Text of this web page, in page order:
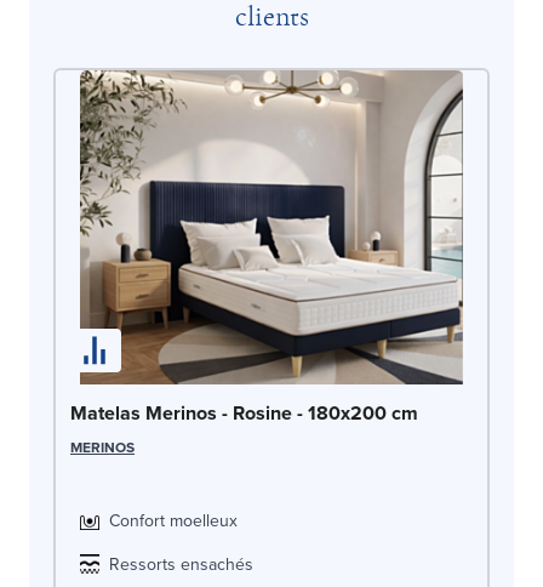
clients
Matelas Merinos - Rosine - 180x200 cm
MERINOS
Confort moelleux
Ressorts ensachés